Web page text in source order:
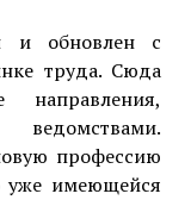
и обновлен с
труда. Сюда
направления,
профессию
уже имеющейся